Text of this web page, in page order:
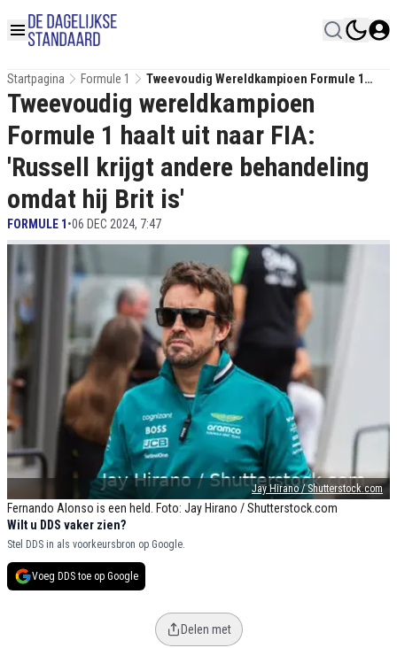
Startpagina Formule 1
Tweevoudig Wereldkampioen Formule 1
Haalt Uit Naar FIA: 'Russell Krijgt Andere
Behandeling Omdat Hij Brit Is'
Jay Hirano / Shutterstock.com
Fernando Alonso is een held. Foto: Jay Hirano / Shutterstock.com
Tweevoudig wereldkampioen
Formule 1 haalt uit naar FIA:
'Russell krijgt andere behandeling
omdat hij Brit is'
FORMULE 1•06 DEC 2024, 7:47
Wilt u DDS vaker zien?
Stel DDS in als voorkeursbron op Google.
Voeg DDS toe op Google
Delen met